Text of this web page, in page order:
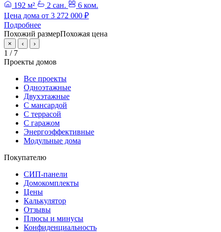
192 м²
2 сан.
6 ком.
Цена дома от 3 272 000 ₽
Подробнее
Похожий размерПохожая цена
× ‹ ›
1 / 7
Проекты домов
Все проекты
Одноэтажные
Двухэтажные
С мансардой
С террасой
С гаражом
Энергоэффективные
Модульные дома
Покупателю
СИП-панели
Домокомплекты
Цены
Калькулятор
Отзывы
Плюсы и минусы
Конфиденциальность